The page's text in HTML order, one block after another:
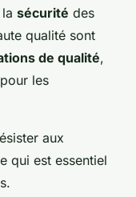
sécurité des
qualité sont
de qualité,
les
aux
qui est essentiel